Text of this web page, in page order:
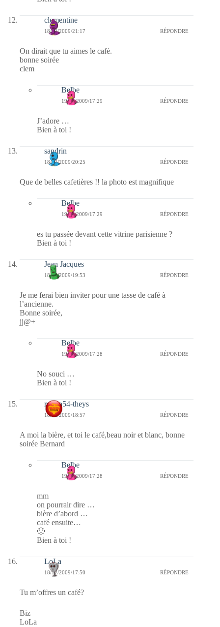
clementine
18/12/2009/21:17 RÉPONDRE
On dirait que tu aimes le café.
bonne soirée
clem
Belbe
19/12/2009/17:29 RÉPONDRE
J’adore …
Bien à toi !
sandrin
18/12/2009/20:25 RÉPONDRE
Que de belles cafetières !! la photo est magnifique
Belbe
19/12/2009/17:29 RÉPONDRE
es tu passée devant cette vitrine parisienne ?
Bien à toi !
Jean Jacques
18/12/2009/19:53 RÉPONDRE
Je me ferai bien inviter pour une tasse de café à
l’ancienne.
Bonne soirée,
jj@+
Belbe
19/12/2009/17:28 RÉPONDRE
No souci …
Bien à toi !
rolero54-theys
18/12/2009/18:57 RÉPONDRE
A moi la bière, et toi le café,beau noir et blanc, bonne
soirée Bernard
Belbe
19/12/2009/17:28 RÉPONDRE
mm
on pourrair dire …
bière d’abord …
café ensuite…
🙂
Bien à toi !
LoLa
18/12/2009/17:50 RÉPONDRE
Tu m’offres un café?
Biz
LoLa